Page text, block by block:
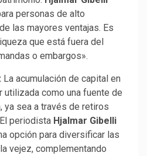
personas de alto
las mayores ventajas. Es
que está fuera del
o embargos».
La acumulación de capital en
como una fuente de
ya sea a través de retiros
periodista Hjalmar Gibelli
opción para diversificar las
vejez, complementando